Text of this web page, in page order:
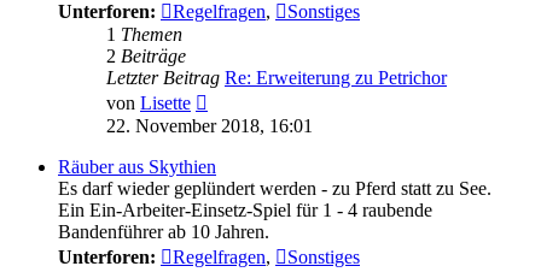
Unterforen:
Regelfragen,
Sonstiges
1 Themen
2 Beiträge
Letzter Beitrag Re: Erweiterung zu Petrichor
von Lisette
Beitrag
22. November 2018, 16:01
Räuber aus Skythien
Es darf wieder geplündert werden - zu Pferd statt zu See.
Ein Ein-Arbeiter-Einsetz-Spiel für 1 - 4 raubende
Bandenführer ab 10 Jahren.
Unterforen:
Regelfragen,
Sonstiges